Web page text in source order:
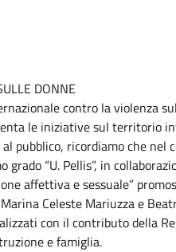
DONNE
contro la violenza
le iniziative sul territorio
pubblico, ricordiamo che nel
grado “U. Pellis”, in
affettiva e sessuale”
Celeste Mariuzza e
con il contributo della
e famiglia.